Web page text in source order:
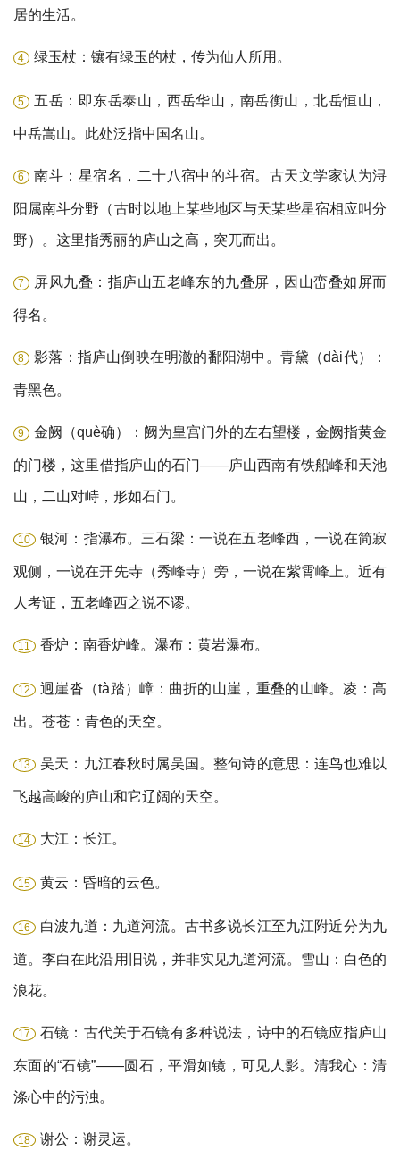
居的生活。
4 绿玉杖：镶有绿玉的杖，传为仙人所用。
5 五岳：即东岳泰山，西岳华山，南岳衡山，北岳恒山，
中岳嵩山。此处泛指中国名山。
6 南斗：星宿名，二十八宿中的斗宿。古天文学家认为浔
阳属南斗分野（古时以地上某些地区与天某些星宿相应叫分
野）。这里指秀丽的庐山之高，突兀而出。
7 屏风九叠：指庐山五老峰东的九叠屏，因山峦叠如屏而
得名。
8 影落：指庐山倒映在明澈的鄱阳湖中。青黛（dài代）：
青黑色。
9 金阙（què确）：阙为皇宫门外的左右望楼，金阙指黄金
的门楼，这里借指庐山的石门——庐山西南有铁船峰和天池
山，二山对峙，形如石门。
10 银河：指瀑布。三石梁：一说在五老峰西，一说在简寂
观侧，一说在开先寺（秀峰寺）旁，一说在紫霄峰上。近有
人考证，五老峰西之说不谬。
11 香炉：南香炉峰。瀑布：黄岩瀑布。
12 迥崖沓（tà踏）嶂：曲折的山崖，重叠的山峰。凌：高
出。苍苍：青色的天空。
13 吴天：九江春秋时属吴国。整句诗的意思：连鸟也难以
飞越高峻的庐山和它辽阔的天空。
14 大江：长江。
15 黄云：昏暗的云色。
16 白波九道：九道河流。古书多说长江至九江附近分为九
道。李白在此沿用旧说，并非实见九道河流。雪山：白色的
浪花。
17 石镜：古代关于石镜有多种说法，诗中的石镜应指庐山
东面的“石镜”——圆石，平滑如镜，可见人影。清我心：清
涤心中的污浊。
18 谢公：谢灵运。